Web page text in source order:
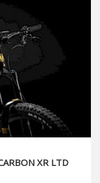
XR LTD